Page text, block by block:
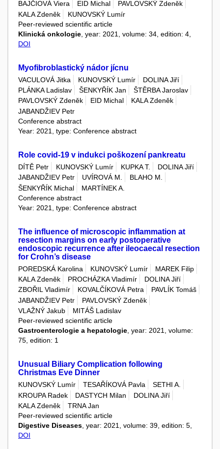
BAJČIOVÁ Viera EID Michal
PAVLOVSKÝ Zdeněk
KALA Zdeněk
KUNOVSKÝ Lumír
Peer-reviewed scientific article
Klinická onkologie , year: 2021, volume: 34, edition: 4,
DOI
Myofibroblastický nádor jícnu
VACULOVÁ Jitka KUNOVSKÝ Lumír
DOLINA Jiří
PLÁNKA Ladislav
ŠENKYŘÍK Jan
ŠTĚRBA Jaroslav
PAVLOVSKÝ Zdeněk
EID Michal
KALA Zdeněk
JABANDŽIEV Petr
Conference abstract
Year: 2021, type: Conference abstract
Role covid-19 v indukci poškození pankreatu
DÍTĚ Petr KUNOVSKÝ Lumír KUPKA T.
DOLINA Jiří
JABANDŽIEV Petr
UVÍROVÁ M.
BLAHO M.
ŠENKYŘÍK Michal
MARTÍNEK A.
Conference abstract
Year: 2021, type: Conference abstract
The influence of microscopic inflammation at
resection margins on early postoperative
endoscopic recurrence after ileocaecal resection
for Crohn’s disease
POREDSKÁ Karolina KUNOVSKÝ Lumír
MAREK Filip
KALA Zdeněk
PROCHÁZKA Vladimír
DOLINA Jiří
ZBOŘIL Vladimír
KOVALČÍKOVÁ Petra
PAVLÍK Tomáš
JABANDŽIEV Petr
PAVLOVSKÝ Zdeněk
VLAŽNÝ Jakub
MITÁŠ Ladislav
Peer-reviewed scientific article
Gastroenterologie a hepatologie , year: 2021, volume:
75, edition: 1
Unusual Biliary Complication following
Christmas Eve Dinner
KUNOVSKÝ Lumír TESAŘÍKOVÁ Pavla
SETHI A.
KROUPA Radek
DASTYCH Milan
DOLINA Jiří
KALA Zdeněk
TRNA Jan
Peer-reviewed scientific article
Digestive Diseases , year: 2021, volume: 39, edition: 5,
DOI